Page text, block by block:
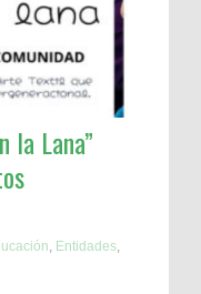
la Lana”
, Entidades,